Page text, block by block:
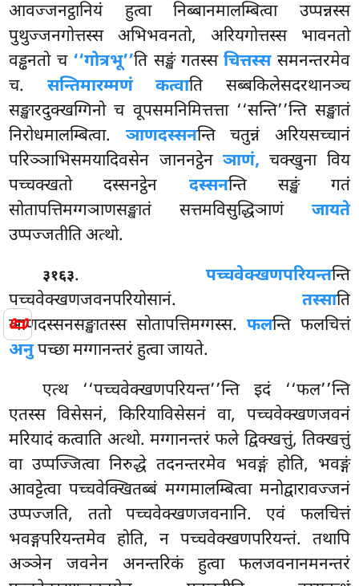
📜
आवज्जनट्ठानियं हुत्वा निब्बानमालम्बित्वा उप्पन्नस्स
पुथुज्जनगोत्तस्स अभिभवनतो, अरियगोत्तस्स भावनतो
वड्ढनतो च ‘‘गोत्रभू’’ति सङ्खं गतस्सचित्तस्ससमनन्तरमेव
च. सन्तिमारम्मणं कत्वाति सब्बकिलेसदरथानञ्च
सङ्खारदुक्खग्गिनो च वूपसमनिमित्तत्ता ‘‘सन्ति’’न्ति सङ्खातं
निरोधमालम्बित्वा. ञाणदस्सनन्ति चतुन्नं अरियसच्चानं
परिञ्ञाभिसमयादिवसेन जाननट्ठेन ञाणं, चक्खुना विय
पच्चक्खतो दस्सनट्ठेन दस्सनन्ति सङ्खं गतं
सोतापत्तिमग्गञाणसङ्खातं सत्तमविसुद्धिञाणं जायते
उप्पज्जतीति अत्थो.
३१६३. पच्चवेक्खणपरियन्तन्ति
पच्चवेक्खणजवनपरियोसानं. तस्साति
ञाणदस्सनसङ्खातस्स सोतापत्तिमग्गस्स. फलन्ति फलचित्तं
अनुपच्छा मग्गानन्तरं हुत्वा जायते.
एत्थ ‘‘पच्चवेक्खणपरियन्त’’न्ति इदं ‘‘फल’’न्ति
एतस्स विसेसनं, किरियाविसेसनं वा, पच्चवेक्खणजवनं
मरियादं कत्वाति अत्थो. मग्गानन्तरं फले द्विक्खत्तुं, तिक्खत्तुं
वा उप्पज्जित्वा निरुद्धे तदनन्तरमेव भवङ्गं होति, भवङ्गं
आवट्टेत्वा पच्चवेक्खितब्बं मग्गमालम्बित्वा मनोद्वारावज्जनं
उप्पज्जति, ततो पच्चवेक्खणजवनानि. एवं फलचित्तं
भवङ्गपरियन्तमेव होति, न पच्चवेक्खणपरियन्तं. तथापि
अञ्ञेन जवनेन अनन्तरिकं हुत्वा फलजवनानमनन्तरं